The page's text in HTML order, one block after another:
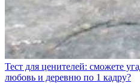
Тест для ценителей: сможете
любовь и деревню по 1 кадру?